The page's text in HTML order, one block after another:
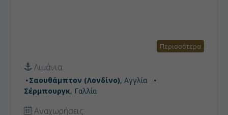
Περισσότερα
Λιμάνια:
Σαουθάμπτον (Λονδίνο), Αγγλία
Σέρμπουργκ, Γαλλία
Αναχωρήσεις: